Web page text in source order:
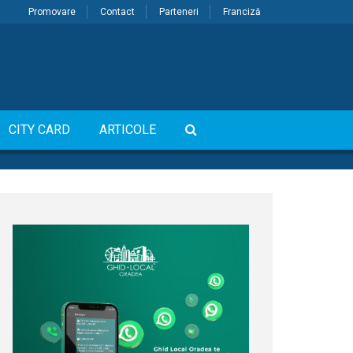
Promovare Contact Parteneri Franciză
CITY CARD ARTICOLE